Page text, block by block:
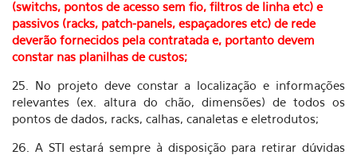
(switchs, pontos de acesso sem fio, filtros de linha etc) e
passivos (racks, patch-panels, espaçadores etc) de rede
deverão fornecidos pela contratada e, portanto devem
constar nas planilhas de custos;
25. No projeto deve constar a localização e informações
relevantes (ex. altura do chão, dimensões) de todos os
pontos de dados, racks, calhas, canaletas e eletrodutos;
26. A STI estará sempre à disposição para retirar dúvidas